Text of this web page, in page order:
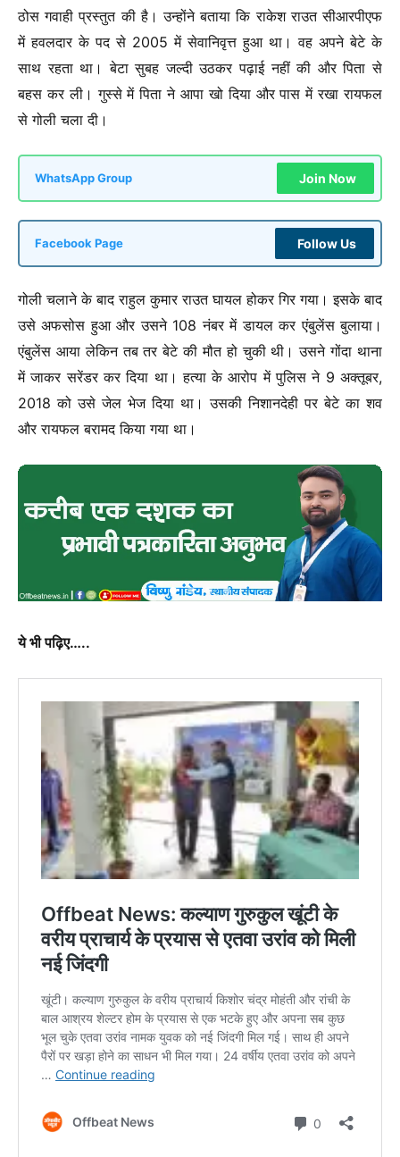
ठोस गवाही प्रस्तुत की है। उन्होंने बताया कि राकेश राउत सीआरपीएफ
में हवलदार के पद से 2005 में सेवानिवृत्त हुआ था। वह अपने बेटे के
साथ रहता था। बेटा सुबह जल्दी उठकर पढ़ाई नहीं की और पिता से
बहस कर ली। गुस्से में पिता ने आपा खो दिया और पास में रखा रायफल
से गोली चला दी।
WhatsApp Group Join Now
Facebook Page Follow Us
गोली चलाने के बाद राहुल कुमार राउत घायल होकर गिर गया। इसके बाद
उसे अफसोस हुआ और उसने 108 नंबर में डायल कर एंबुलेंस बुलाया।
एंबुलेंस आया लेकिन तब तर बेटे की मौत हो चुकी थी। उसने गोंदा थाना
में जाकर सरेंडर कर दिया था। हत्या के आरोप में पुलिस ने 9 अक्तूबर,
2018 को उसे जेल भेज दिया था। उसकी निशानदेही पर बेटे का शव
और रायफल बरामद किया गया था।
ये भी पढ़िए…..